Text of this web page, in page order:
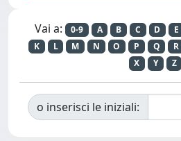
Vai a: 0-9 A B C D E
K
L M N O P Q R
X
Y Z
o inserisci le iniziali: